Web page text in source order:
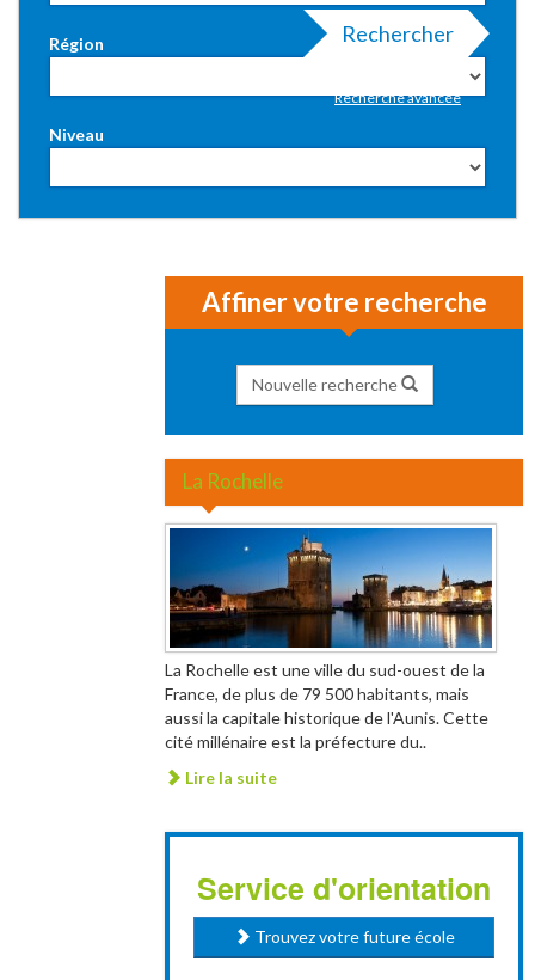
Région
Niveau
Rechercher
Recherche avancée
Affiner votre recherche
Nouvelle recherche
La Rochelle
La Rochelle est une ville du sud-ouest de la
France, de plus de 79 500 habitants, mais
aussi la capitale historique de l'Aunis. Cette
cité millénaire est la préfecture du..
Lire la suite
Service d'orientation
Trouvez votre future école